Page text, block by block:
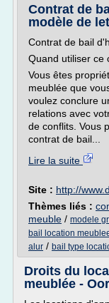
Contrat de
modèle de
Contrat de bail
Quand utiliser ce
Vous êtes
meublée que
voulez conclure
relations avec
de conflits. Vous
contrat de bail...
Lire la suite
Site : http://
Thèmes liés :
meuble / modele
bail location
alur / bail type
Droits du
meublée -